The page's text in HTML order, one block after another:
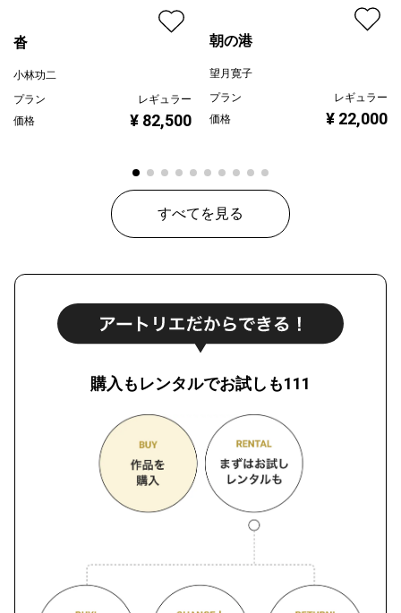
沓
小林功二
プラン
レギュラー
価格
¥ 82,500
朝の港
望月寛子
プラン
レギュラー
価格
¥ 22,000
すべてを見る
購入もレンタルでお試しも111